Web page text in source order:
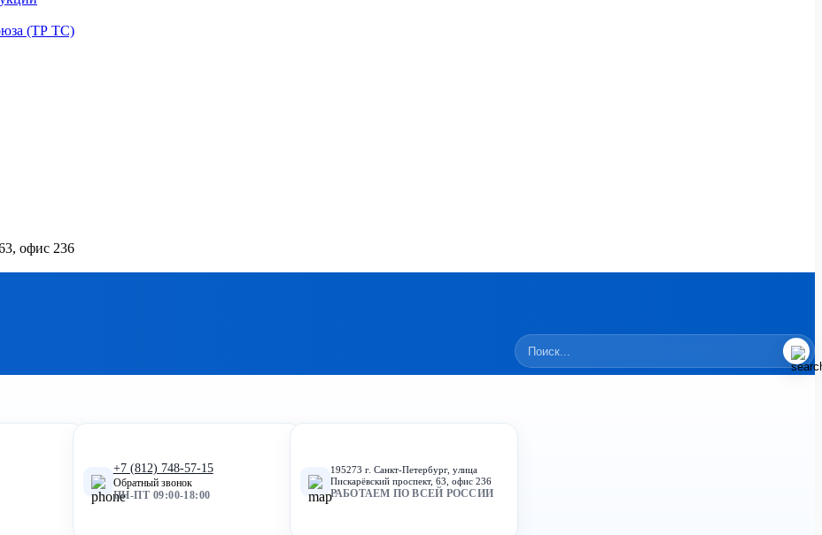
(ТР ТС)
офис 236
+7 (812) 748-57-15
Обратный звонок
ПН-ПТ 09:00-18:00
195273 г. Санкт-Петербург, улица
Пискарёвский проспект, 63, офис 236
РАБОТАЕМ ПО ВСЕЙ РОССИИ